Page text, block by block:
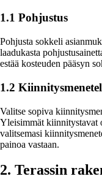
1.1 Pohjustus
Pohjusta sokkeli
laadukasta
estää kosteuden pääsyn
1.2
Valitse sopiva
Yleisimmät kiinnitystavat
valitsemasi
painoa vastaan.
2. Terassin